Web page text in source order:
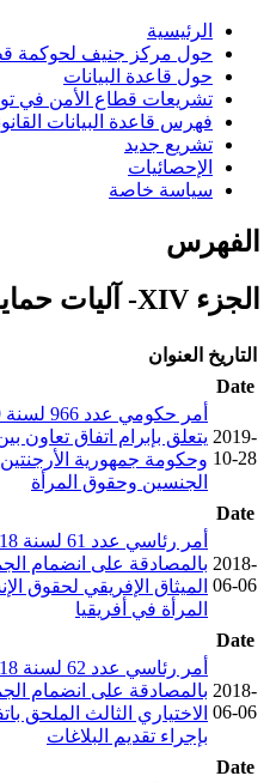
الرئيسية
حول مركز جنيف لحوكمة
حول قاعدة البيانات
تشريعات قطاع الأمن في تونس:
فهرس قاعدة البيانات
تشريع جديد
الإحصائيات
سياسة خاصة
الفهرس
الجزء XIV- آليات حماية حقـوق الإنسـان
التاريخ العنوان
Date
2019-
10-28
يتعلق بإبرام اتفاق تعاون
وحكومة جمهورية
الجنسين وحقوق المرأة
Date
2018-
06-06
بالمصادقة على انضمام
الميثاق الإفريقي لحقوق
المرأة في أفريقيا
Date
2018-
06-06
بالمصادقة على انضمام
الاختياري الثالث الملحق
بإجراء تقديم البلاغات
Date